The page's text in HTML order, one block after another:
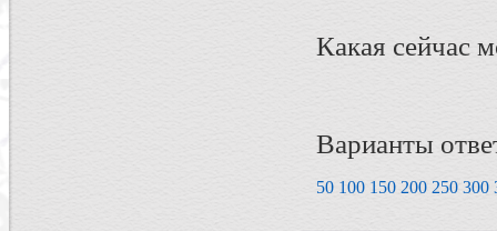
Какая сейчас
Варианты
50 100 150 200 250 300